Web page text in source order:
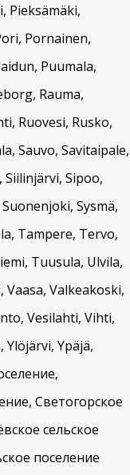
Pieksämäki,
Pornainen,
Puumala,
Rauma,
Ruovesi, Rusko,
Sauvo, Savitaipale,
Siilinjärvi, Sipoo,
Sysmä,
Tampere, Tervo,
Tuusula, Ulvila,
Valkeakoski,
Vesilahti, Vihti,
Ypäjä,
Светогорское
сельское
поселение